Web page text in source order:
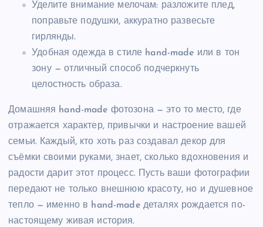
Уделите внимание мелочам: разложите плед,
поправьте подушки, аккуратно развесьте
гирлянды.
Удобная одежда в стиле hand-made или в тон
зону — отличный способ подчеркнуть
целостность образа.
Домашняя hand-made фотозона — это то место, где
отражается характер, привычки и настроение вашей
семьи. Каждый, кто хоть раз создавал декор для
съёмки своими руками, знает, сколько вдохновения и
радости дарит этот процесс. Пусть ваши фотографии
передают не только внешнюю красоту, но и душевное
тепло — именно в hand-made деталях рождается по-
настоящему живая история.